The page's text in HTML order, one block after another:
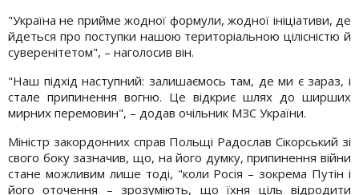
"Україна не прийме жодної формули, жодної ініціативи, де
йдеться про поступки нашою територіальною цілісністю й
суверенітетом", – наголосив він.
"Наш підхід наступний: залишаємось там, де ми є зараз, і
стале припинення вогню. Це відкриє шлях до ширших
мирних перемовин", – додав очільник МЗС України.
Міністр закордонних справ Польщі Радослав Сікорський зі
свого боку зазначив, що, на його думку, припинення війни
стане можливим лише тоді, "коли Росія – зокрема Путін і
його оточення – зрозуміють, що їхня ціль відродити